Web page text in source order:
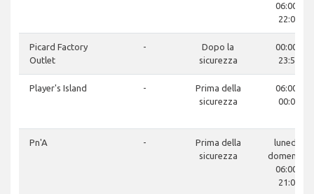
06:00 -
22:00
Picard Factory
Outlet
-
Dopo la
sicurezza
00:00 -
23:59
Player's Island -
Prima della
sicurezza
06:00 -
00:00
Pn'A -
Prima della
sicurezza
lunedì -
domenica:
06:00 -
21:00